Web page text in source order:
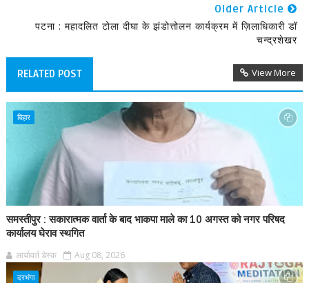
Older Article
पटना : महादलित टोला दीघा के झंडोत्तोलन कार्यक्रम में ज़िलाधिकारी डॉ
चन्द्रशेखर
RELATED POST View More
बिहार
समस्तीपुर : सकारात्मक वार्ता के बाद भाकपा माले का 10 अगस्त को नगर परिषद
कार्यालय घेराव स्थगित
आर्यावर्त डेस्क Aug 08, 2026
दरभंगा